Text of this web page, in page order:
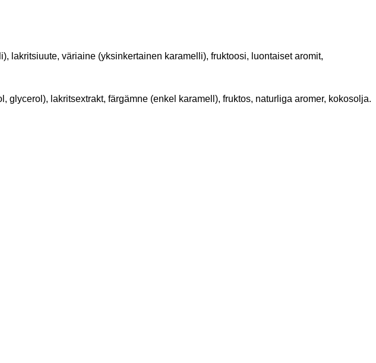
lakritsiuute, väriaine (yksinkertainen karamelli), fruktoosi, luontaiset aromit,
lakritsextrakt, färgämne (enkel karamell), fruktos, naturliga aromer, kokosolja.